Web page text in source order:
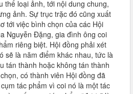
thể loại ảnh, tới nội dung chung,
ảnh. Sự trục trặc đó cũng xuất
tới việc bình chọn của các Hội
Nguyễn Đặng, gia đình ông coi
riêng biệt. Hội đồng phải xét
sẽ là năm điểm khác nhau, tức là
tán thành hoặc không tán thành
có thành viên Hội đồng đã
tác phẩm vì coi nó là một tác